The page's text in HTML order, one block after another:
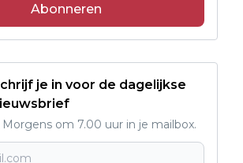
Abonneren
je in voor de dagelijkse
Morgens om 7.00 uur in je mailbox.